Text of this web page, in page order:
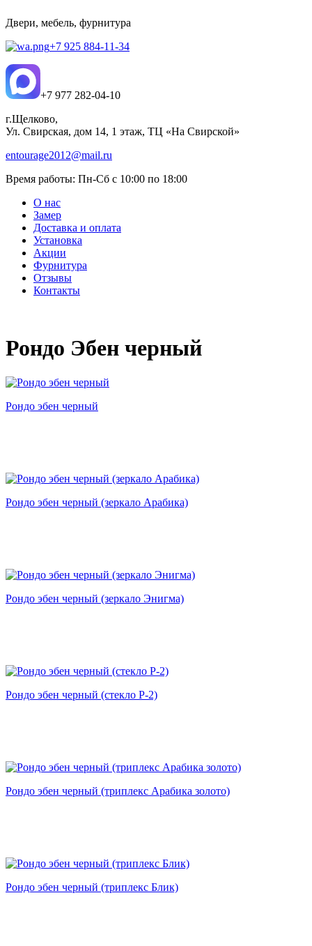
Двери, мебель, фурнитура
+7 925 884-11-34
+7 977 282-04-10
г.Щелково,
Ул. Свирская, дом 14, 1 этаж, ТЦ «На Свирской»
entourage2012@mail.ru
Время работы: Пн-Сб с 10:00 по 18:00
О нас
Замер
Доставка и оплата
Установка
Акции
Фурнитура
Отзывы
Контакты
Рондо Эбен черный
Рондо эбен черный
Рондо эбен черный (зеркало Арабика)
Рондо эбен черный (зеркало Энигма)
Рондо эбен черный (стекло Р-2)
Рондо эбен черный (триплекс Арабика золото)
Рондо эбен черный (триплекс Блик)